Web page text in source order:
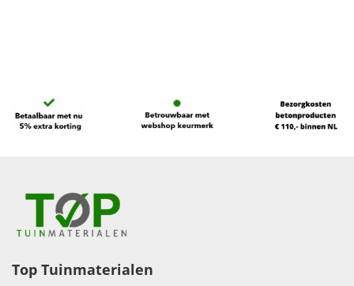
Top Tuinmaterialen